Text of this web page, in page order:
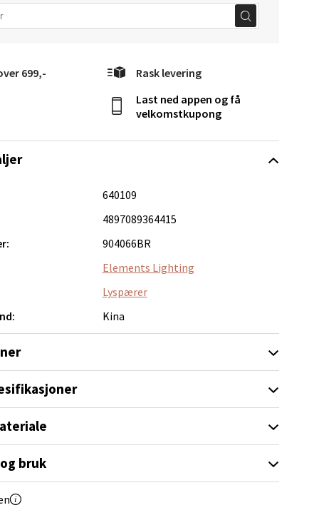
699,- Rask levering
Last ned appen og få
velkomstkupong
640109
4897089364415
904066BR
Elements Lighting
Lyspærer
Kina
bruk